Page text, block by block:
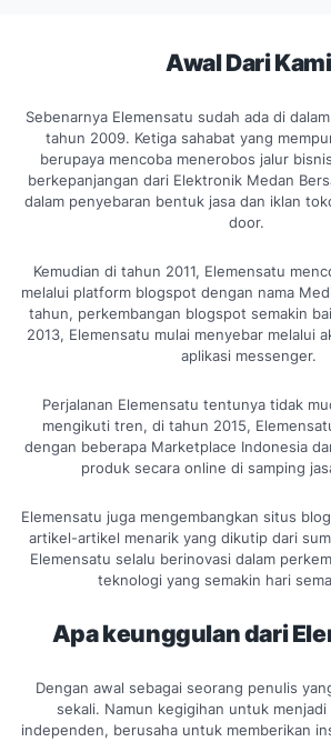
Awal Dari Kami
Sebenarnya Elemensatu sudah ada di
tahun 2009. Ketiga sahabat yang
berupaya mencoba menerobos jalur
berkepanjangan dari Elektronik Medan
dalam penyebaran bentuk jasa dan iklan
door.
Kemudian di tahun 2011, Elemensatu
melalui platform blogspot dengan nama
tahun, perkembangan blogspot semakin
2013, Elemensatu mulai menyebar melalui
aplikasi messenger.
Perjalanan Elemensatu tentunya tidak
mengikuti tren, di tahun 2015,
dengan beberapa Marketplace Indonesia
produk secara online di samping
Elemensatu juga mengembangkan situs
artikel-artikel menarik yang dikutip dari
Elemensatu selalu berinovasi dalam
teknologi yang semakin hari
Apa keunggulan dari
Dengan awal sebagai seorang penulis
sekali. Namun kegigihan untuk
independen, berusaha untuk memberikan